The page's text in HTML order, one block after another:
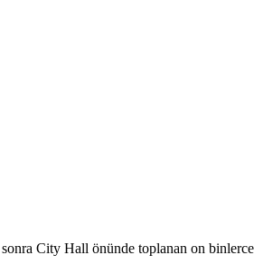
City Hall önünde toplanan on